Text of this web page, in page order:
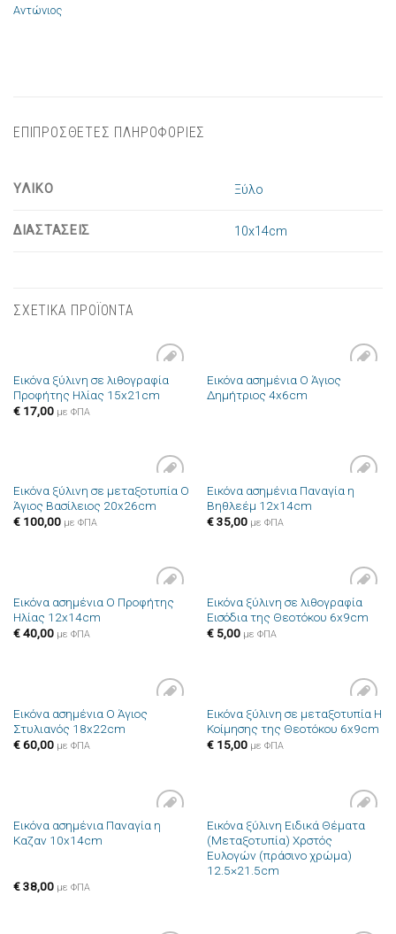
Αντώνιος
ΕΠΙΠΡΟΣΘΕΤΕΣ ΠΛΗΡΟΦΟΡΙΕΣ
ΥΛΙΚΟ Ξύλο
ΔΙΑΣΤΑΣΕΙΣ 10x14cm
ΣΧΕΤΙΚΑ ΠΡΟΪΟΝΤΑ
Πρόσθήκη
στην λίστα
Εικόνα ξύλινη σε λιθογραφία
Προφήτης Ηλίας 15x21cm
€17,00 με ΦΠΑ
Πρόσθήκη
Εικόνα ασημένια Ο Άγιος
Δημήτριος 4x6cm
Πρόσθήκη
στην λίστα
Εικόνα ξύλινη σε μεταξοτυπία Ο
Άγιος Βασίλειος 20x26cm
€100,00 με ΦΠΑ
Πρόσθήκη
Εικόνα ασημένια Παναγία η
Βηθλεέμ 12x14cm
€35,00 με ΦΠΑ
Πρόσθήκη
Εικόνα ασημένια Ο Προφήτης
Ηλίας 12x14cm
€40,00 με ΦΠΑ
Πρόσθήκη
στην λίστα
Εικόνα ξύλινη σε λιθογραφία
Εισόδια της Θεοτόκου 6x9cm
€5,00 με ΦΠΑ
Πρόσθήκη
Εικόνα ασημένια Ο Άγιος
Στυλιανός 18x22cm
€60,00 με ΦΠΑ
Πρόσθήκη
στην λίστα
Εικόνα ξύλινη σε μεταξοτυπία Η
Κοίμησης της Θεοτόκου 6x9cm
€15,00 με ΦΠΑ
Πρόσθήκη
Εικόνα ασημένια Παναγία η
Καζαν 10x14cm
€38,00 με ΦΠΑ
Πρόσθήκη
στην λίστα
επιθυμιών
Εικόνα ξύλινη Ειδικά Θέματα
(Μεταξοτυπία) Χρστός
Ευλογών (πράσινο χρώμα)
12.5×21.5cm